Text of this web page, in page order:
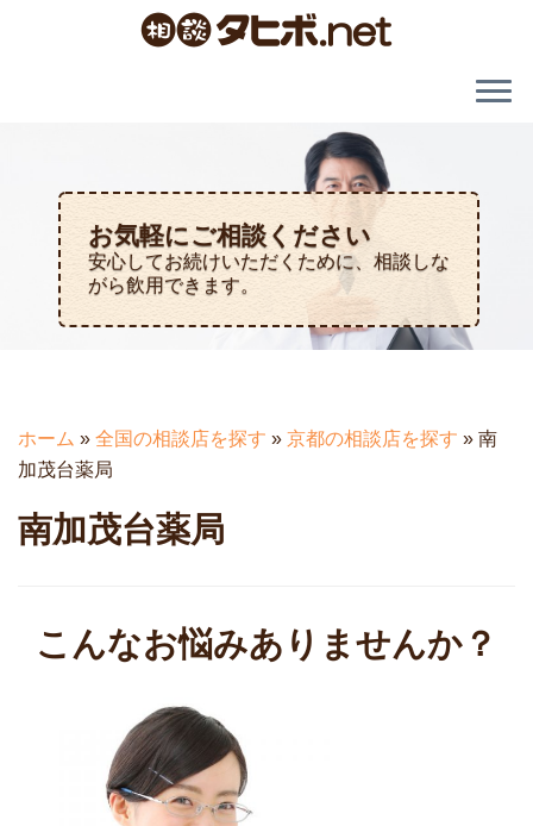
お気軽にご相談ください
安心してお続けいただくために、相談しな
がら飲用できます。
ホーム » 全国の相談店を探す » 京都の相談店を探す » 南
加茂台薬局
南加茂台薬局
こんなお悩みありませんか？